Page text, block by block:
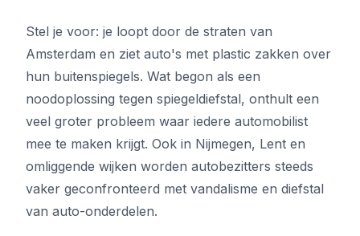
Stel je voor: je loopt door de straten van
Amsterdam en ziet auto's met plastic zakken over
hun buitenspiegels. Wat begon als een
noodoplossing tegen spiegeldiefstal, onthult een
veel groter probleem waar iedere automobilist
mee te maken krijgt. Ook in Nijmegen, Lent en
omliggende wijken worden autobezitters steeds
vaker geconfronteerd met vandalisme en diefstal
van auto-onderdelen.